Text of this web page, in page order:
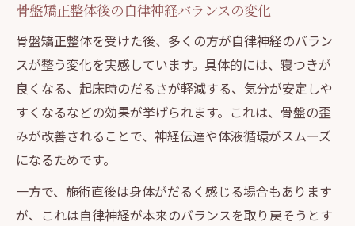
骨盤矯正整体後の自律神経バランスの変化
骨盤矯正整体を受けた後、多くの方が自律神経のバラン
スが整う変化を実感しています。具体的には、寝つきが
良くなる、起床時のだるさが軽減する、気分が安定しや
すくなるなどの効果が挙げられます。これは、骨盤の歪
みが改善されることで、神経伝達や体液循環がスムーズ
になるためです。
一方で、施術直後は身体がだるく感じる場合もあります
が、これは自律神経が本来のバランスを取り戻そうとす